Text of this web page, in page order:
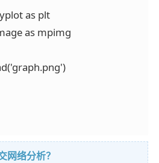
as plt
as mpimg
络分析？